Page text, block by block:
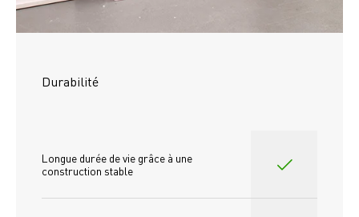
Durabilité
Longue durée de vie grâce à une
construction stable